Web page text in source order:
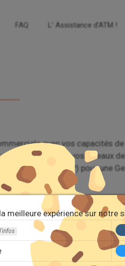
FAQ L’ Assistance d’ATM !
avec vos capacités
production et vos niveaux
(PDP, MRP) pour une
Dolibarr -Mentions légales-
meilleure expérience sur notre